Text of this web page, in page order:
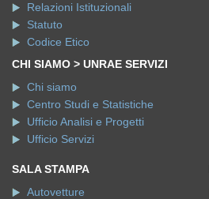
Relazioni Istituzionali
Statuto
Codice Etico
CHI SIAMO > UNRAE SERVIZI
Chi siamo
Centro Studi e Statistiche
Ufficio Analisi e Progetti
Ufficio Servizi
SALA STAMPA
Autovetture